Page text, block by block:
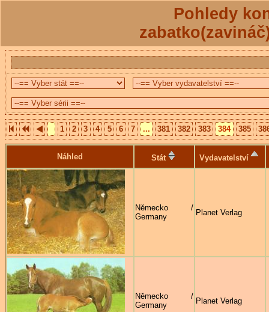
Pohledy
1 2 3 4 5 6 7 ... 381 382 383 384 385
Náhled Stát Vydavatelství
Německo /
Germany
Planet Verlag
Německo /
Germany
Planet Verlag